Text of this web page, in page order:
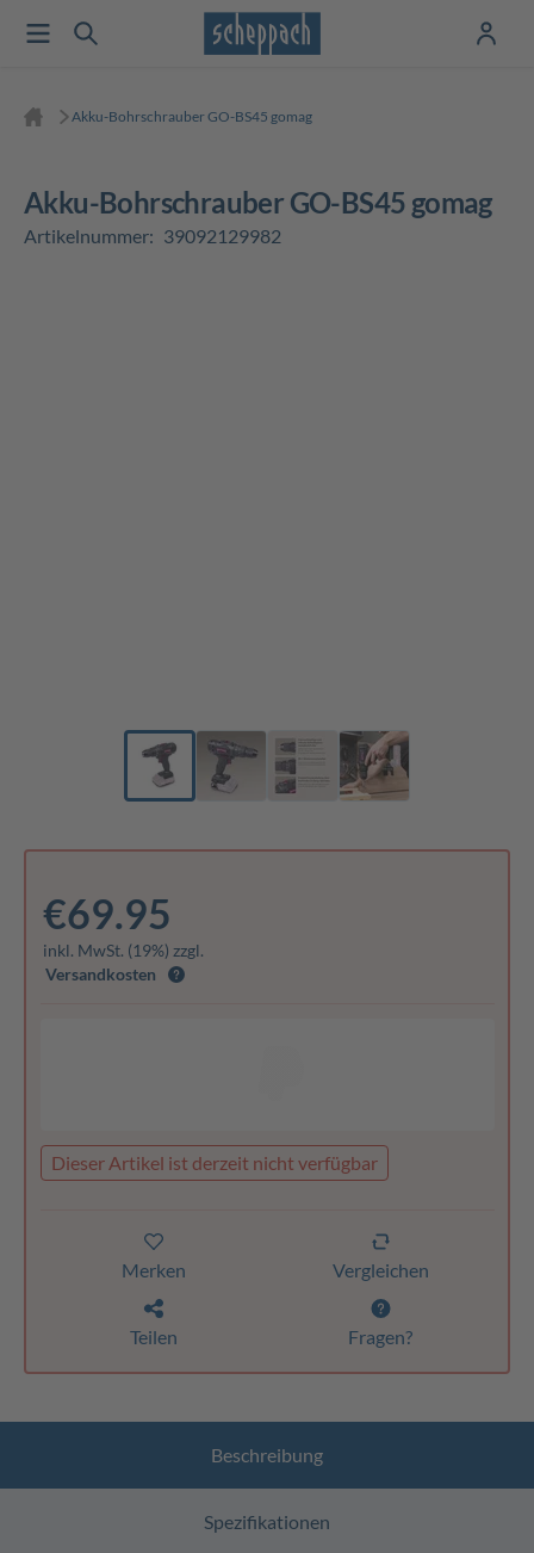
Akku-Bohrschrauber GO-BS45 gomag
Akku-Bohrschrauber GO-BS45 gomag
Artikelnummer: 39092129982
€69.95
inkl. MwSt. (19%) zzgl.
Versandkosten
Dieser Artikel ist derzeit nicht verfügbar
Merken Vergleichen
Teilen Fragen?
Beschreibung
Spezifikationen